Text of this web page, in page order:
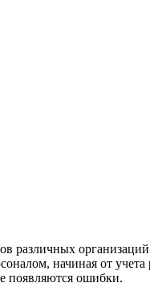
различных
начиная от учета
появляются ошибки.